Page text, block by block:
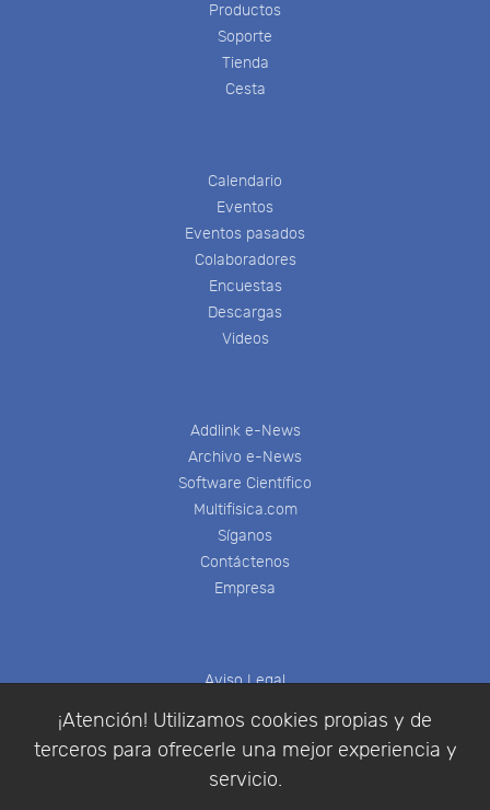
¡Atención! Utilizamos cookies propias y de
terceros para ofrecerle una mejor experiencia y
servicio.
Productos
Soporte
Tienda
Cesta
Calendario
Eventos
Eventos pasados
Colaboradores
Encuestas
Descargas
Videos
Addlink e-News
Archivo e-News
Software Científico
Multifisica.com
Síganos
Contáctenos
Empresa
Aviso Legal
Política de Privacidad
Condiciones de compra
Identificarse